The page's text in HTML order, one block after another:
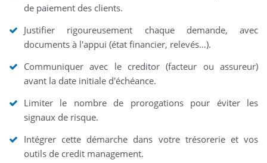
de paiement des clients.
Justifier rigoureusement chaque demande, avec
documents à l'appui (état financier, relevés…).
Communiquer avec le creditor (facteur ou assureur)
avant la date initiale d'échéance.
Limiter le nombre de prorogations pour éviter les
signaux de risque.
Intégrer cette démarche dans votre trésorerie et vos
outils de credit management.